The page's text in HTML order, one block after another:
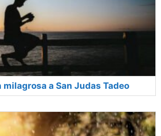
milagrosa a San Judas Tadeo